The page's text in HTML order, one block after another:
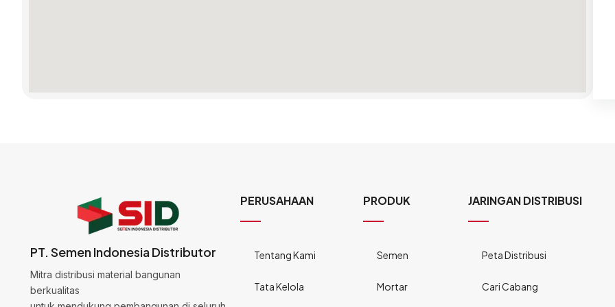
PT. Semen Indonesia Distributor
Mitra distribusi material bangunan
berkualitas
PERUSAHAAN
Tentang Kami
Tata Kelola
PRODUK
Semen
Mortar
JARINGAN DISTRIBUSI
Peta Distribusi
Cari Cabang